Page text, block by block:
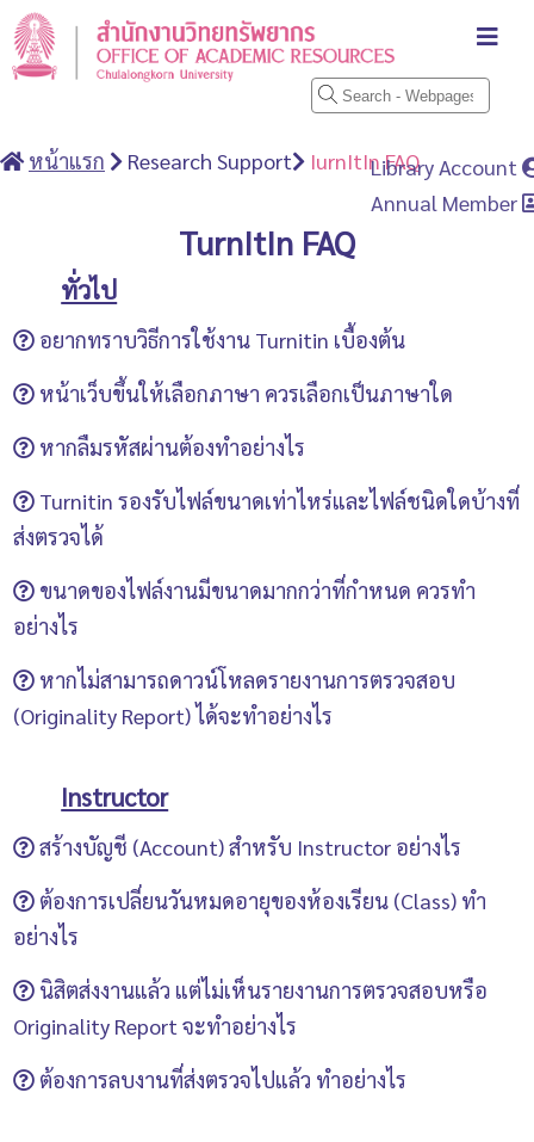
Library Account
Annual Member
หน้าแรก Research Support IurnItIn FAQ
TurnItIn FAQ
ทั่วไป
อยากทราบวิธีการใช้งาน Turnitin เบื้องต้น
ผู้ใช้งานสามารถดูวิธีการใช้งาน Turnitin ได้ที่
หน้าเว็บขึ้นให้เลือกภาษา ควรเลือกเป็นภาษาใด
การเลือกภาษา (Choose Your Site) สำหรับโปรแกรม
United States & Canada) หากเลือกเป็นภาษาอื่นจะ
login ไม่สำเร็จ
หากลืมรหัสผ่านต้องทำอย่างไร
สามารถตั้งรหัสผ่านใหม่ได้โดยดำเนินการดังนี้
ไปที่หน้าสำหรับ login (
Reset Password
Turnitin รองรับไฟล์ขนาดเท่าไหร่และไฟล์ชนิดใดบ้างที่
ส่งตรวจได้
Turmitin รองรับไฟล์ได้หลายชนิด ดังนี้
ไฟล์ต้องมีจำนวนคำอย่างน้อย 20 คำ
มีความยาวไม่เกิน 400 หน้า
Microsoft Word
Microsoft Excel
Microsoft PowerPoint
WordPerfect
PDF
HTML
RTF
OpenOffice (ODT)
ขนาดของไฟล์งานมีขนาดมากกว่าที่กำหนด ควรทำ
อย่างไร
หากในไฟล์มีรูปภาพ ให้ลบรูปภาพออก หรือ
บันทึกไฟล์ในรูปแบบ rich text (.rtf) หรือ plain
ให้ทำดังนี้
คัดลอกเนื้อหาในเอกสาร
เปลี่ยนรูปแบบกระบวนการอัพโหลดเป็น
Cut & Paste Upload
paste your paper
หากไม่สามารถดาวน์โหลดรายงานการตรวจสอบ
(Originality Report) ได้จะทำอย่างไร
บันทึกในรูปแบบ PDF เพื่อใช้สำหรับส่งในระบบ i-
Thesis
Instructor
สร้างบัญชี (Account) สำหรับ Instructor อย่างไร
สำหรับอาจารย์ที่ต้องการใช้บริการ Turnitin ให้กรอก
ข้อมูลแจ้งความจำนงมาที่
ในระบบเรียบร้อยแล้ว จะมีอีเมลจากระบบส่งไปยังอีเมล
จุฬาฯ ของท่าน เพื่อสร้างบัญชี Turnitin หลังจากได้รับ
อีเมล ให้ทำตามขั้นตอนดังคู่มือต่อไปนี้
ต้องการเปลี่ยนวันหมดอายุของห้องเรียน (Class) ทำ
อย่างไร
ไปที่หน้า
Home คลิกEdit
ที่ด้านขวาของชื่อห้องเรียน
จากนั้นเปลี่ยนวันหมดอายุของห้องเรียนที่หัวข้อ
การสร้างห้องเรียน เมื่อเปลี่ยนวันหมดอายุแล้ว คลิก
นิสิตส่งงานแล้ว แต่ไม่เห็นรายงานการตรวจสอบหรือ
Originality Report จะทำอย่างไร
นิสิตไม่เห็น Originality Report เนื่องจาก Instructor ผู้
ต้องการลบงานที่ส่งตรวจไปแล้ว ทำอย่างไร